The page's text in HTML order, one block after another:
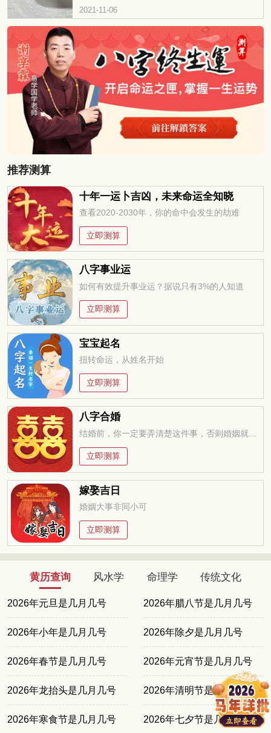
在心上，家养乌龟不冬眠对风水是有一些影响
的，不过大家不用慌张，这往往是有好影响的。
那么今天就让我们一起来看看，家里养龟不冬眠
是好是坏呢，风水有影响吗？ 提升财运
家里养龟不冬眠会提升大家的财运，这种时候偏
财运会比较好一些，意外之财的到来总是让大家
的生活惊喜不断的。当然了，大家在这种时候也
懂得好好的珍惜，因此可以
2021-11-06
推荐测算
十年一运卜吉凶，未来命运全知晓
查看2020-2030年，你的命中会发生的劫难
立即测算
八字事业运
如何有效提升事业运？据说只有3%的人知道
立即测算
宝宝起名
扭转命运，从姓名开始
立即测算
八字合婚
立即测算
嫁娶吉日
婚姻大事非同小可
立即测算
黄历查询 风水学 命理学 传统文化
2026年元旦是几月几号 2026年腊八节是几月几号
2026年小年是几月几号 2026年除夕是几月几号
2026年春节是几月几号 2026年元宵节是几月几号
2026年龙抬头是几月几号 2026年清明节是几月几号
2026年寒食节是几月几号 2026年七夕节是几月几号